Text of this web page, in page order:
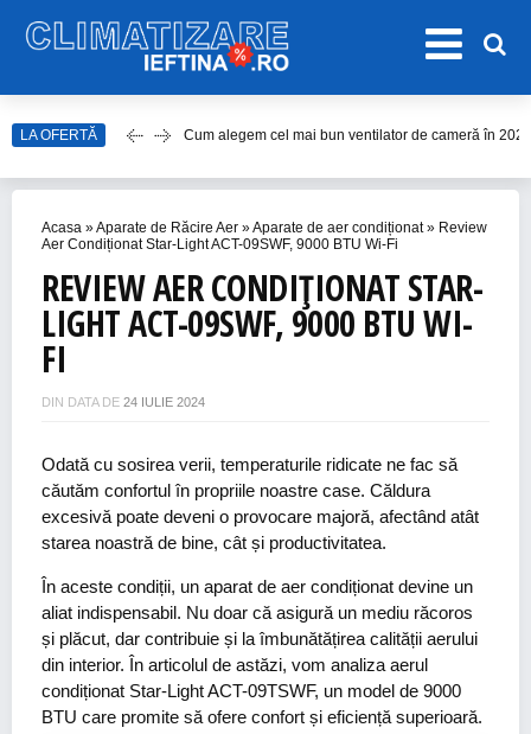
LA OFERTĂ Care este cel mai bun model de ventilator de tavan
Top Aparate de Aer Condiționat Ieftine pentru Vară
Accesorii Aer Condiționat – 15 Lucruri de Bifat
Acasa »Aparate de Răcire Aer »Aparate de aer condiționat» Review
Aer Condiționat Star-Light ACT-09SWF, 9000 BTU Wi-Fi
REVIEW AER CONDIȚIONAT STAR-
LIGHT ACT-09SWF, 9000 BTU WI-
FI
DIN DATA DE 24 IULIE 2024
Odată cu sosirea verii, temperaturile ridicate ne fac să
căutăm confortul în propriile noastre case. Căldura
excesivă poate deveni o provocare majoră, afectând atât
starea noastră de bine, cât și productivitatea.
În aceste condiții, un aparat de aer condiționat devine un
aliat indispensabil. Nu doar că asigură un mediu răcoros
și plăcut, dar contribuie și la îmbunătățirea calității aerului
din interior. În articolul de astăzi, vom analiza aerul
condiționat Star-Light ACT-09TSWF, un model de 9000
BTU care promite să ofere confort și eficiență superioară.